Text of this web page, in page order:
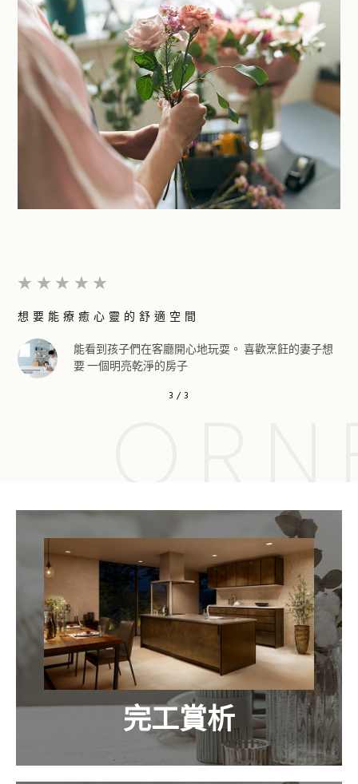
★ ★ ★ ★ ★
想要能療癒心靈的舒適空間
能看到孩子們在客廳開心地玩耍。 喜歡烹飪的妻子想
要 一個明亮乾淨的房子
3 /3
完工賞析